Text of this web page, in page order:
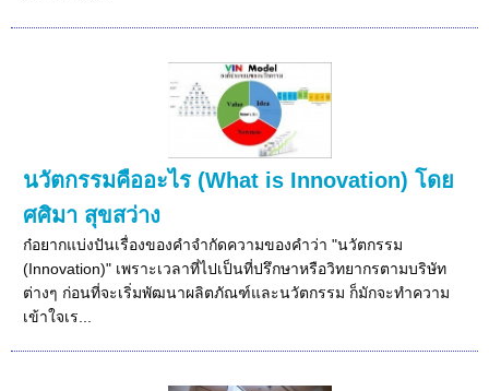
นวัตกรรมคืออะไร (What is Innovation) โดย
ศศิมา สุขสว่าง
ก๋อยากแบ่งปันเรื่องของคำจำกัดความของคำว่า "นวัตกรรม
(Innovation)" เพราะเวลาที่ไปเป็นที่ปรึกษาหรือวิทยากรตามบริษัท
ต่างๆ ก่อนที่จะเริ่มพัฒนาผลิตภัณฑ์และนวัตกรรม ก็มักจะทำความ
เข้าใจเร...